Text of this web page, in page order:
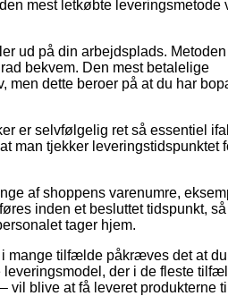
mest letkøbte leveringsmetode
ud på din arbejdsplads.
bekvem. Den mest betalelige
men dette beroer på at du har
er selvfølgelig ret så essentiel
man tjekker leveringstidspunktet
af shoppens varenumre,
inden et besluttet tidspunkt,
tager hjem.
mange tilfælde påkræves det at
der i de fleste
vil blive at få leveret produkterne